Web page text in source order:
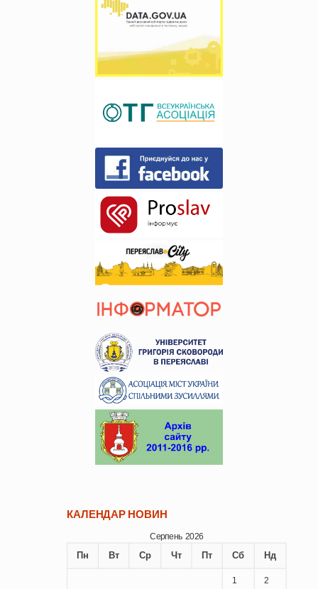
КАЛЕНДАР НОВИН
Серпень 2026
Пн Вт Ср Чт Пт Сб Нд
1 2